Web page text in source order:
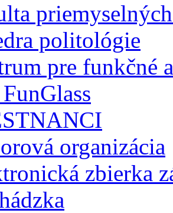
politológie
pre funkčné
organizácia
zbierka